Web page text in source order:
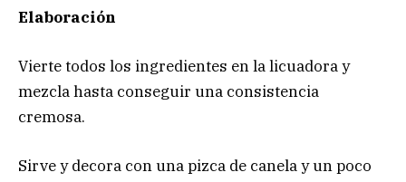
Elaboración
Vierte todos los ingredientes en la licuadora y
mezcla hasta conseguir una consistencia
cremosa.
Sirve y decora con una pizca de canela y un poco